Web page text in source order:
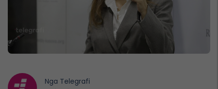
Nga Telegrafi